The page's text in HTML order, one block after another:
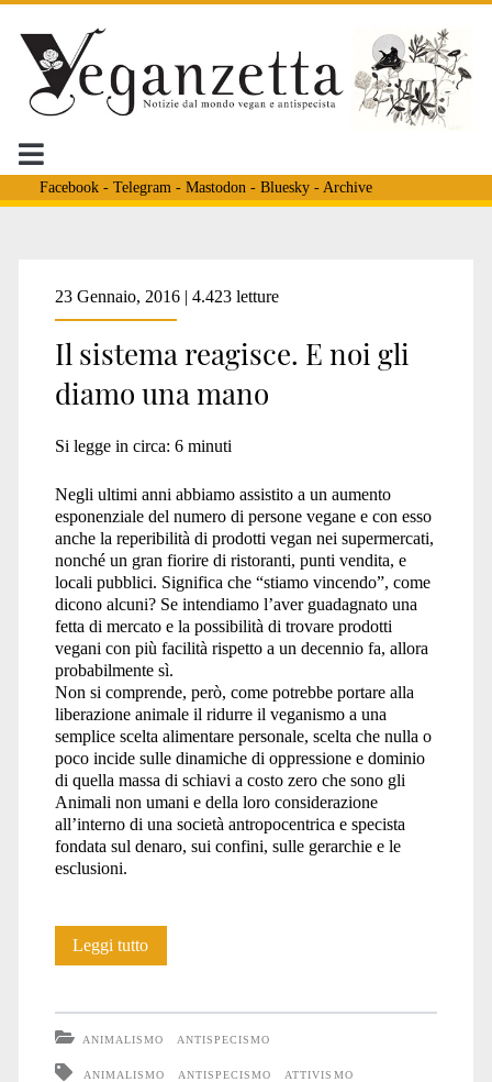
Facebook- Telegram - Mastodon - Bluesky- Archive
Tag:
<span>vegan
attivismo</span>
23 Gennaio, 2016 | 4.423 letture
Il sistema reagisce. E noi gli
diamo una mano
Si legge in circa: 6 minuti
Negli ultimi anni abbiamo assistito a un aumento
esponenziale del numero di persone vegane e con esso
anche la reperibilità di prodotti vegan nei supermercati,
nonché un gran fiorire di ristoranti, punti vendita, e
locali pubblici. Significa che “stiamo vincendo”, come
dicono alcuni? Se intendiamo l’aver guadagnato una
fetta di mercato e la possibilità di trovare prodotti
vegani con più facilità rispetto a un decennio fa, allora
probabilmente sì.
Non si comprende, però, come potrebbe portare alla
liberazione animale il ridurre il veganismo a una
semplice scelta alimentare personale, scelta che nulla o
poco incide sulle dinamiche di oppressione e dominio
di quella massa di schiavi a costo zero che sono gli
Animali non umani e della loro considerazione
all’interno di una società antropocentrica e specista
fondata sul denaro, sui confini, sulle gerarchie e le
esclusioni.
Leggi tuttoIl
ANIMALISMO ANTISPECISMO
ANIMALISMO ANTISPECISMO
ATTIVISMO